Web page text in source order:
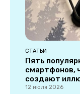
СТАТЬИ
Пять
смартфонов,
создают
12 июля 2026